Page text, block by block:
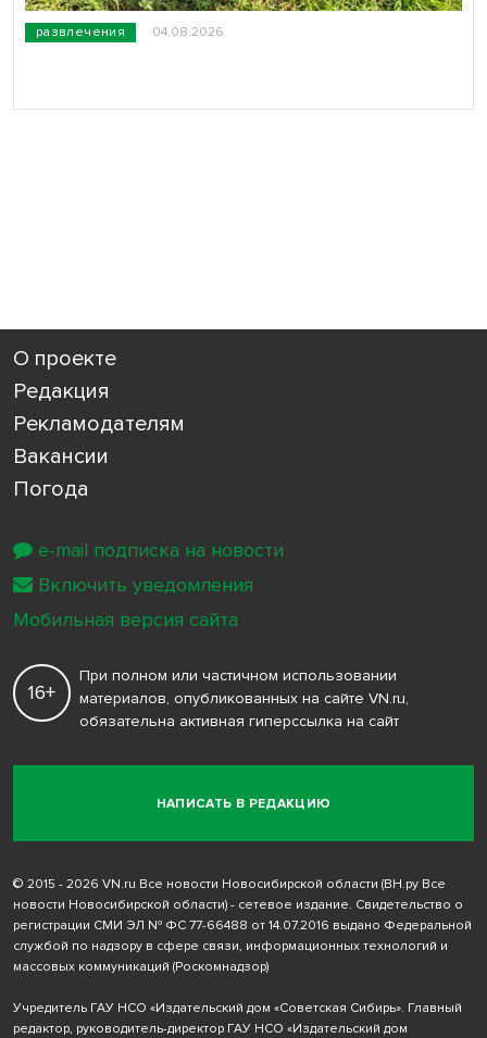
развлечения 04.08.2026
О проекте
Редакция
Рекламодателям
Вакансии
Погода
НАПИСАТЬ В РЕДАКЦИЮ
16+
При полном или частичном использовании
материалов, опубликованных на сайте VN.ru,
обязательна активная гиперссылка на сайт
© 2015 - 2026 VN.ru Все новости Новосибирской области (ВН.ру Все
новости Новосибирской области) - сетевое издание. Свидетельство о
регистрации СМИ ЭЛ № ФС 77-66488 от 14.07.2016 выдано Федеральной
службой по надзору в сфере связи, информационных технологий и
массовых коммуникаций (Роскомнадзор)
Учредитель ГАУ НСО «Издательский дом «Советская Сибирь». Главный
редактор, руководитель-директор ГАУ НСО «Издательский дом
e-mail подписка на новости
Включить уведомления
Мобильная версия сайта